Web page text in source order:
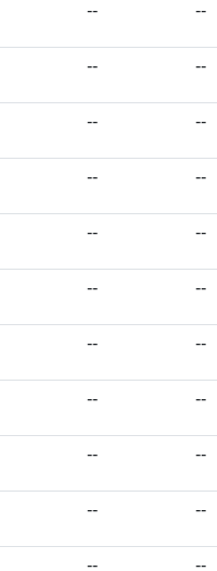
-- --
-- --
-- --
-- --
-- --
-- --
-- --
-- --
-- --
-- --
-- --